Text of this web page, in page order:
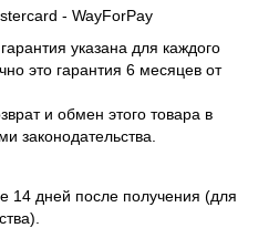
- WayForPay
указана для каждого
это гарантия 6 месяцев от
и обмен этого товара в
законодательства.
14 дней после получения (для